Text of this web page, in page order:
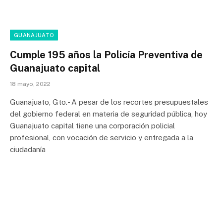
GUANAJUATO
Cumple 195 años la Policía Preventiva de
Guanajuato capital
18 mayo, 2022
Guanajuato, Gto.- A pesar de los recortes presupuestales
del gobierno federal en materia de seguridad pública, hoy
Guanajuato capital tiene una corporación policial
profesional, con vocación de servicio y entregada a la
ciudadanía